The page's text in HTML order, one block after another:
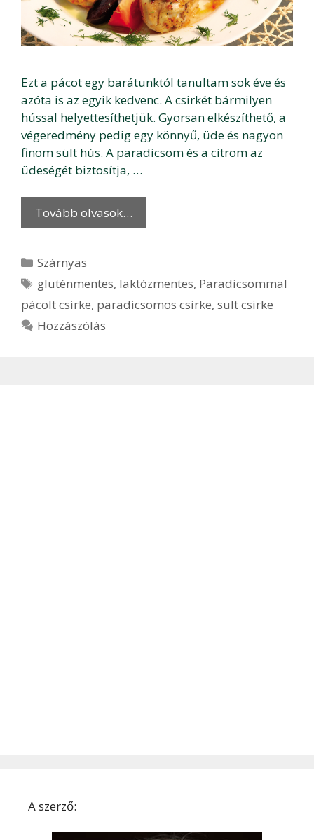
Ezt a pácot egy barátunktól tanultam sok éve és
azóta is az egyik kedvenc. A csirkét bármilyen
hússal helyettesíthetjük. Gyorsan elkészíthető, a
végeredmény pedig egy könnyű, üde és nagyon
finom sült hús. A paradicsom és a citrom az
üdeségét biztosítja, …
Tovább olvasok…
Kategória
Szárnyas
Címkék
gluténmentes, laktózmentes, Paradicsommal
pácolt csirke, paradicsomos csirke, sült csirke
Hozzászólás
A szerző: